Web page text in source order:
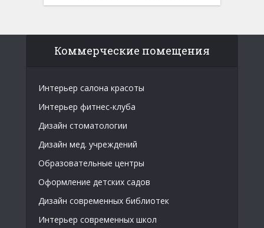
Коммерческие помещения
Интерьер салона красоты
Интерьер фитнес-клуба
Дизайн стоматологии
Дизайн мед. учреждений
Образовательные центры
Оформление детских садов
Дизайн современных библиотек
Интерьер современных школ